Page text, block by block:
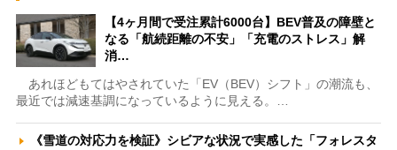
【4ヶ月間で受注累計6000台】BEV普及の障壁と
なる「航続距離の不安」「充電のストレス」解
消…
あれほどもてはやされていた「EV（BEV）シフト」の潮流も、
最近では減速基調になっているように見える。…
《雪道の対応力を検証》シビアな状況で実感した「フォレスタ